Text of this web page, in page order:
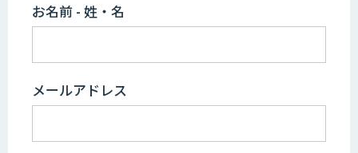
お名前 - 姓・名
メールアドレス